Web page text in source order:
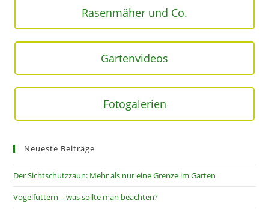
Rasenmäher und Co.
Gartenvideos
Fotogalerien
Neueste Beiträge
Der Sichtschutzzaun: Mehr als nur eine Grenze im Garten
Vogelfüttern – was sollte man beachten?